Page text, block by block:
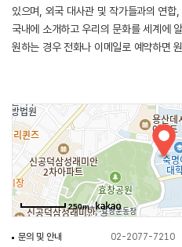
있으며, 외국 대사관 및 작가들과의 연
국내에 소개하고 우리의 문화를 세계에
원하는 경우 전화나 이메일로 예약하면
박물관 청소년 교육센터에서는 다양한
식민지역사박물관도 있어 방문이 용이하
250m
문의 및 안내
02-2077-7210